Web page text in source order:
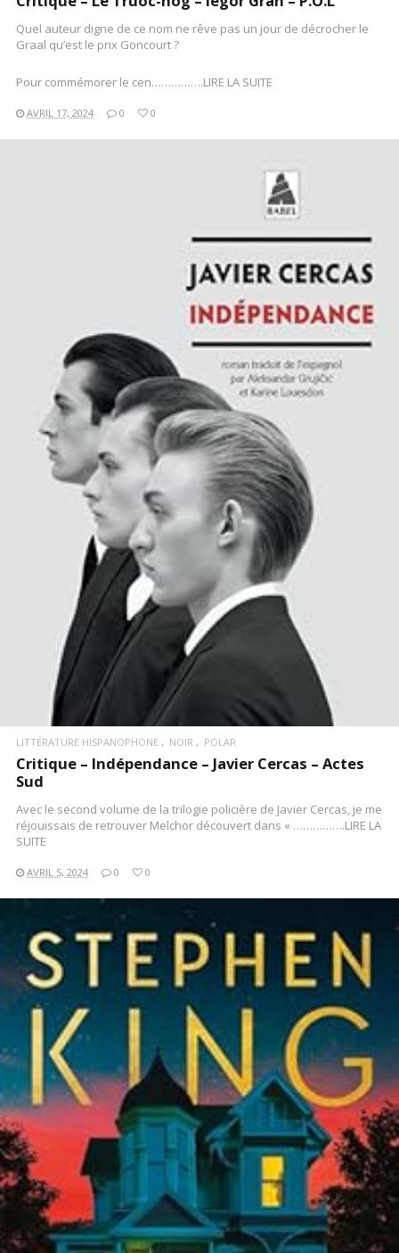
Quel auteur digne de ce nom ne rêve pas un jour de décrocher le
Graal qu’est le prix Goncourt ?
Pour commémorer le cen…………….LIRE LA SUITE
AVRIL 17, 2024 0 0
LIRE LA SUITE
LITTÉRATURE HISPANOPHONE NOIR POLAR
Critique – Indépendance – Javier Cercas – Actes
Sud
Avec le second volume de la trilogie policière de Javier Cercas, je me
réjouissais de retrouver Melchor découvert dans « …………….LIRE LA
SUITE
AVRIL 5, 2024 0 0
LIRE LA SUITE